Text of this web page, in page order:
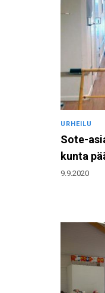
URHEILU
Sote-
kunta
9.9.2020